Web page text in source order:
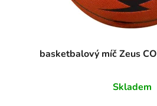
basketbalový míč Zeus
Skladem